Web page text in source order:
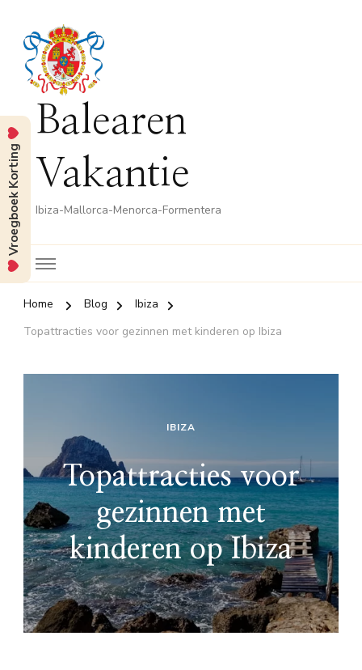
Balearen
Vakantie
Ibiza-Mallorca-Menorca-Formentera
Home Blog
Ibiza
Topattracties voor gezinnen met kinderen op Ibiza
IBIZA
Topattracties voor
gezinnen met
kinderen op Ibiza
Vroegboek Korting